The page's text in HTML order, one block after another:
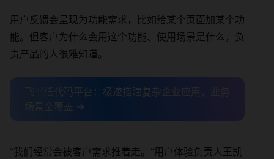
用户反馈会呈现为功能需求，比如给某个页面加某个功
能。但客户为什么会用这个功能、使用场景是什么，负
责产品的人很难知道。
飞书低代码平台：极速搭建复杂企业应用，业务
场景全覆盖 →
“我们经常会被客户需求推着走。”用户体验负责人王凯